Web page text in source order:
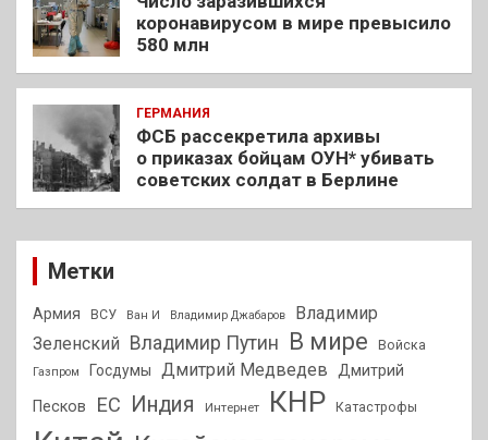
коронавирусом в мире превысило
580 млн
ГЕРМАНИЯ
ФСБ рассекретила архивы
о приказах бойцам ОУН* убивать
советских солдат в Берлине
Метки
Армия ВСУ Ван И Владимир Джабаров
Владимир
Зеленский
Владимир Путин В мире Войска
Газпром Госдумы Дмитрий Медведев Дмитрий
Песков
ЕС Индия Интернет КНР Катастрофы